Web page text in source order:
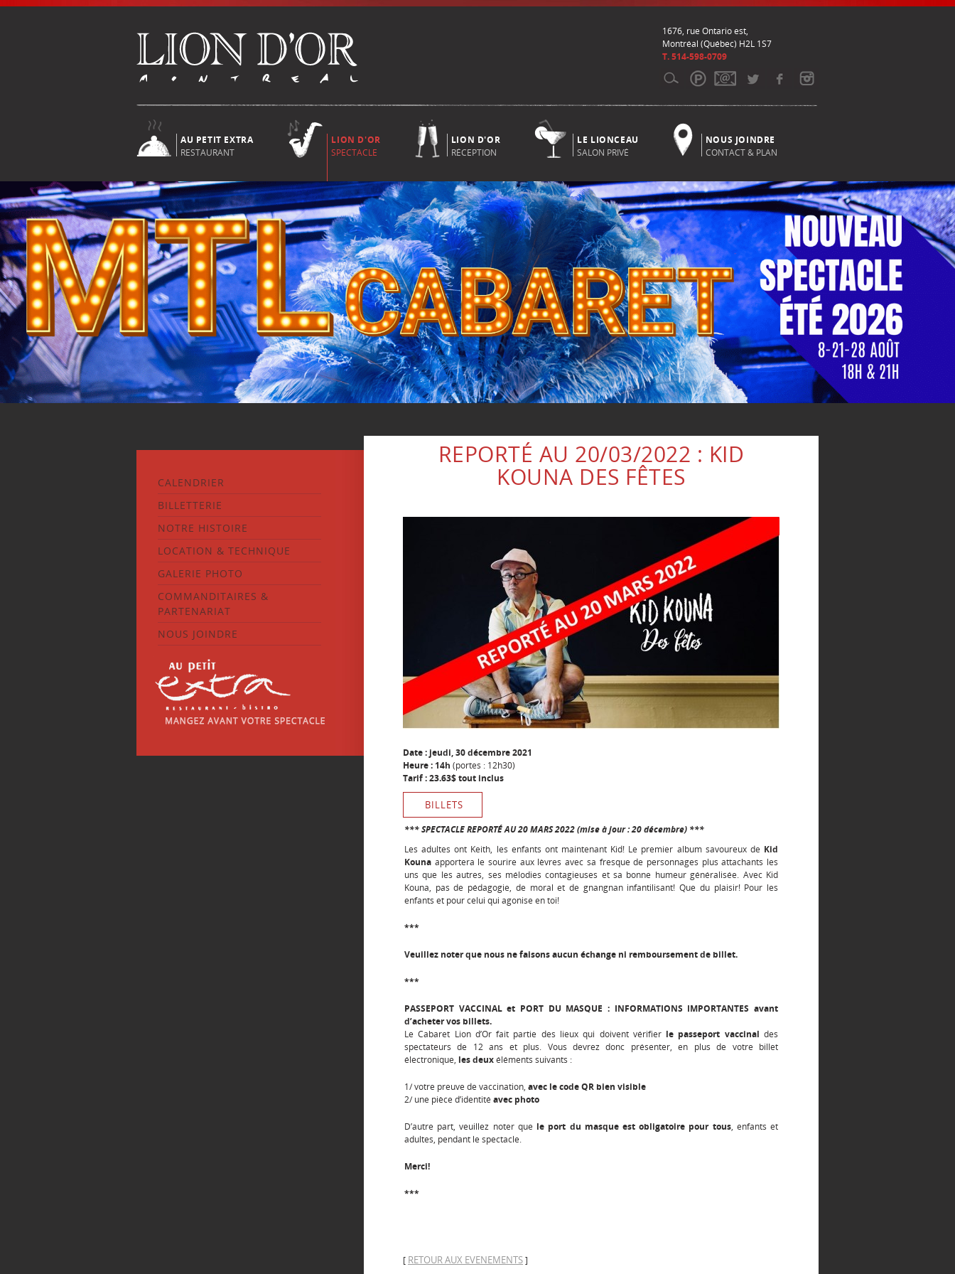
1676, rue Ontario est,
Montréal (Québec) H2L 1S7
T. 514-598-0709
AU PETIT EXTRA
RESTAURANT
LION D'OR
SPECTACLE
LION D'OR
RÉCEPTION
LE LIONCEAU
SALON PRIVÉ
NOUS JOINDRE
CONTACT & PLAN
CALENDRIER
BILLETTERIE
NOTRE HISTOIRE
LOCATION & TECHNIQUE
GALERIE PHOTO
COMMANDITAIRES &
PARTENARIAT
NOUS JOINDRE
REPORTÉ AU 20/03/2022 : KID
KOUNA DES FÊTES
Date : jeudi, 30 décembre 2021
Heure : 14h (portes : 12h30)
Tarif : 23.63$ tout inclus
BILLETS
*** SPECTACLE REPORTÉ AU 20 MARS 2022 (mise à jour : 20 décembre) ***
Les adultes ont Keith, les enfants ont maintenant Kid! Le premier album savoureux de Kid
Kouna apportera le sourire aux lèvres avec sa fresque de personnages plus attachants les
uns que les autres, ses mélodies contagieuses et sa bonne humeur généralisée. Avec Kid
Kouna, pas de pédagogie, de moral et de gnangnan infantilisant! Que du plaisir! Pour les
enfants et pour celui qui agonise en toi!
***
Veuillez noter que nous ne faisons aucun échange ni remboursement de billet.
***
PASSEPORT VACCINAL et PORT DU MASQUE : INFORMATIONS IMPORTANTES avant
d’acheter vos billets.
Le Cabaret Lion d’Or fait partie des lieux qui doivent vérifier le passeport vaccinal des
spectateurs de 12 ans et plus. Vous devrez donc présenter, en plus de votre billet
électronique, les deuxéléments suivants :
1/ votre preuve de vaccination, avec le code QR bien visible
2/ une pièce d’identité avec photo
D’autre part, veuillez noter que le port du masque est obligatoire pour tous, enfants et
adultes, pendant le spectacle.
Merci!
***
[ RETOUR AUX EVENEMENTS]